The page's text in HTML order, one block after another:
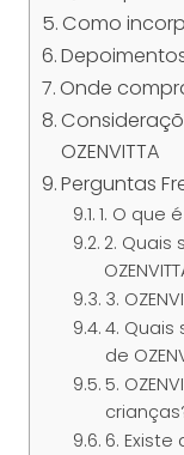
Como
Onde
OZENVITTA
Perguntas
1. O que é
2. Quais
3.
4.
de
5.
6.